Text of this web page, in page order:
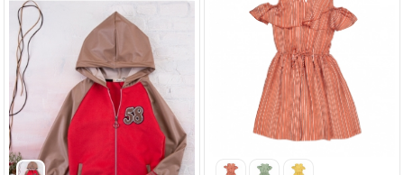
Üye Ol
PUDRA GÜL KURUSU
Üye Ol